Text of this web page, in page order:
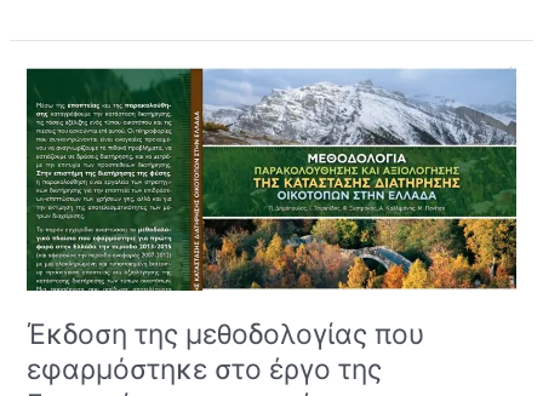
Έκδοση της μεθοδολογίας που
εφαρμόστηκε στο έργο της
Έκδοση
της
μεθοδολογίας
που
εφαρμόστηκε
στο
έργο
της
Εποπτείας
για
τους
τύπους